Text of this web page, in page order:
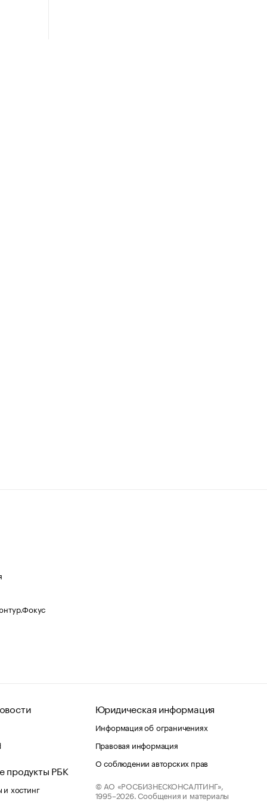
продукты РБК
хостинг
Юридическая информация
Информация об ограничениях
Правовая информация
О соблюдении авторских прав
© АО «РОСБИЗНЕСКОНСАЛТИНГ»,
1995–2026. Сообщения и материалы